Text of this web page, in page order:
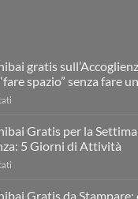
gratis
spazio” senza fare
Kamishibai
gratis
sull’Accoglienza:
il
Gratis per la
5 Giorni di Attività
Kamishibai
Gratis da Stampare: